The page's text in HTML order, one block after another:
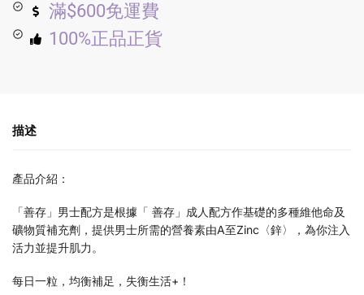
滿$600免運費
100%正品正貨
描述
產品介紹：
「善存」男士配方是根據「 善存」成人配方作基礎的多種維他命及
礦物質補充劑，提供男士所需的營養素由A至Zinc〈鋅〉，為你注入
活力並提升肌力。
每日一粒，均衡補足，失衡生活+！